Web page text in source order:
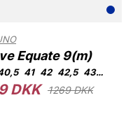
104 108
Equate 9(m)
41 42 42,5 43 44
DKK 1269 DKK